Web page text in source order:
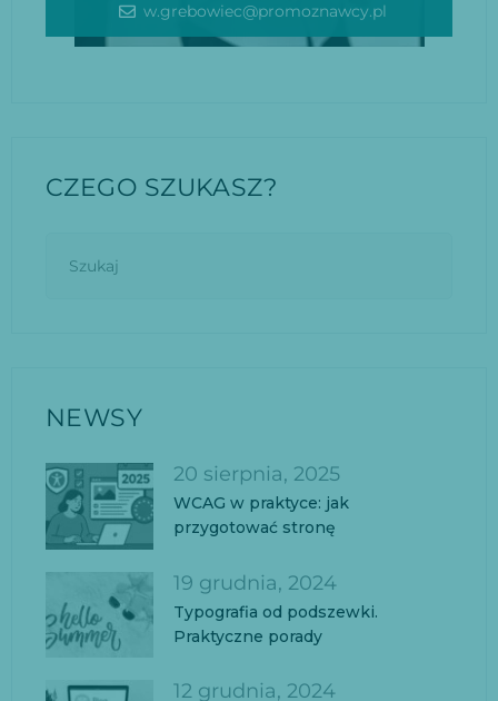
w.grebowiec@promoznawcy.pl
CZEGO SZUKASZ?
NEWSY
20 sierpnia, 2025
WCAG w praktyce: jak
przygotować stronę
19 grudnia, 2024
Typografia od podszewki.
Praktyczne porady
12 grudnia, 2024